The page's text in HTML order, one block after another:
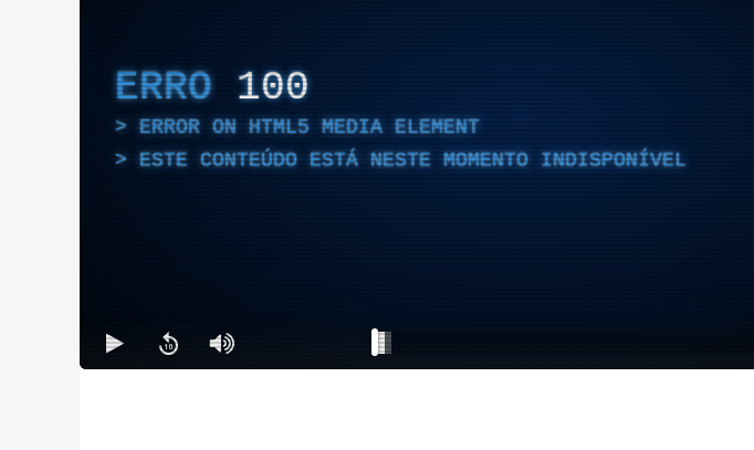
ERRO 100
ERROR ON HTML5 MEDIA ELEMENT
ESTE CONTEÚDO ESTÁ NESTE MOMENTO INDISPONÍVEL